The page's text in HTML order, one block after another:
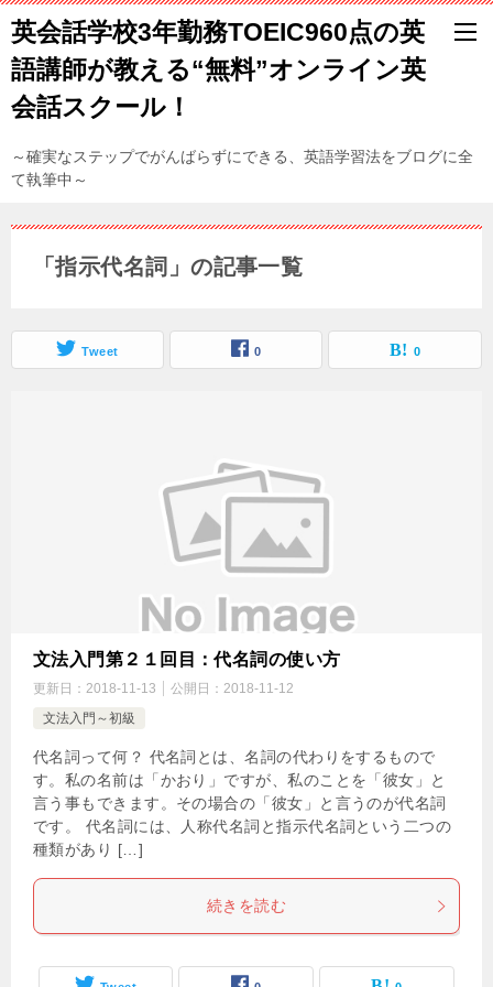
英会話学校3年勤務TOEIC960点の英
語講師が教える“無料”オンライン英
会話スクール！
～確実なステップでがんばらずにできる、英語学習法をブログに全
て執筆中～
「指示代名詞」の記事一覧
Tweet 0 0
文法入門第２１回目：代名詞の使い方
更新日： 2018-11-13 公開日： 2018-11-12
文法入門～初級
代名詞って何？ 代名詞とは、名詞の代わりをするもので
す。私の名前は「かおり」ですが、私のことを「彼女」と
言う事もできます。その場合の「彼女」と言うのが代名詞
です。 代名詞には、人称代名詞と指示代名詞という二つの
種類があり […]
続きを読む